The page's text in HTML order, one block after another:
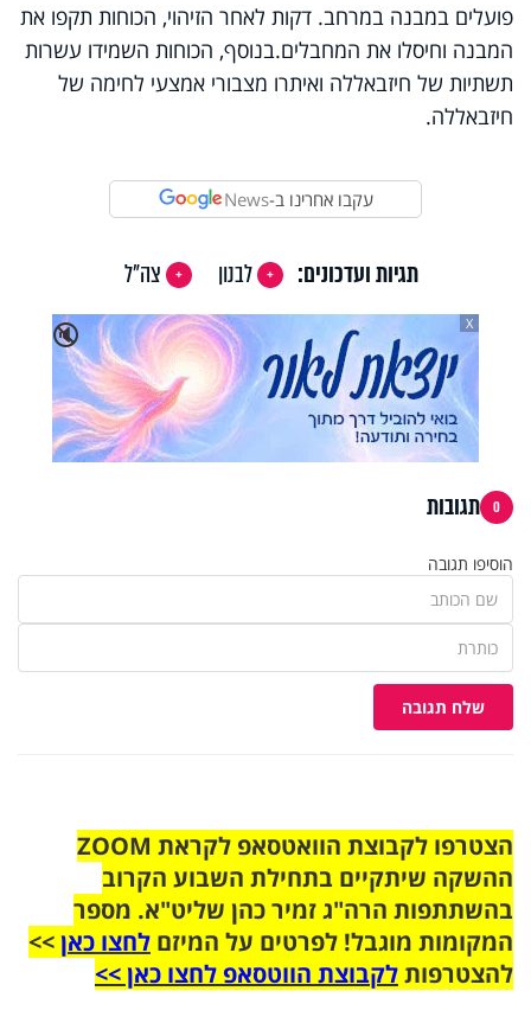
פועלים במבנה במרחב. דקות לאחר הזיהוי, הכוחות תקפו את
המבנה וחיסלו את המחבלים.בנוסף, הכוחות השמידו עשרות
תשתיות של חיזבאללה ואיתרו מצבורי אמצעי לחימה של
חיזבאללה.
עקבו אחרינו ב-News
תגיות ועדכונים: לבנון
צה"ל
🔇
X
0 תגובות
הוסיפו תגובה
שלח תגובה
הצטרפו לקבוצת הוואטסאפ לקראת ZOOM
ההשקה שיתקיים בתחילת השבוע הקרוב
בהשתתפות הרה"ג זמיר כהן שליט"א. מספר
המקומות מוגבל! לפרטים על המיזם לחצו כאן>>
להצטרפותלקבוצת הווטסאפ לחצו כאן >>